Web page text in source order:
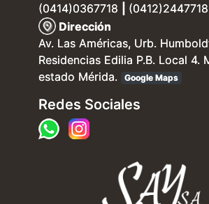
(0414)0367718
(0412)2447718
Dirección
Av. Las Américas, Urb.
Residencias Edilia P.B. Local 4.
estado Mérida.
Google Maps
Redes Sociales